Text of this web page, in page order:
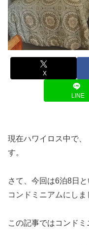
X
LINE
現在ハワイロス中で、
す。
さて、今回は6泊8日
コンドミニアムにしま
この記事ではコンドミ